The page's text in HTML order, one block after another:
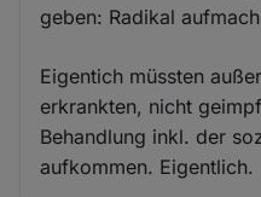
geben: Radikal
Eigentich müssten
erkrankten, nicht
Behandlung inkl. der
aufkommen. Eigentlich.